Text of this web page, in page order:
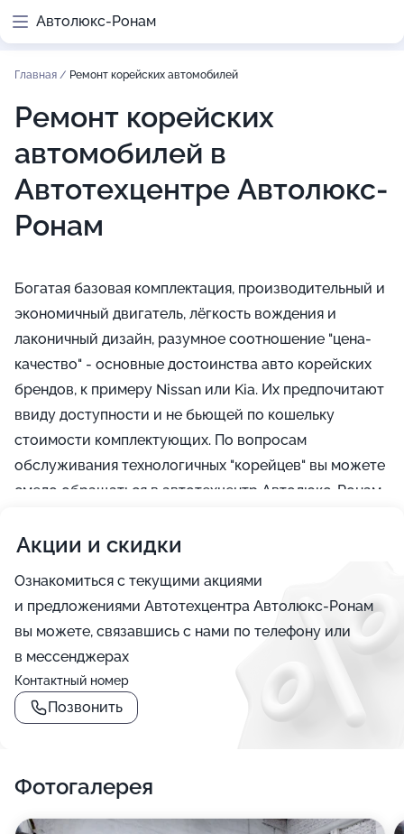
Автолюкс-Ронам
Главная / Ремонт корейских автомобилей
Ремонт корейских
автомобилей в
Автотехцентре Автолюкс-
Ронам
Богатая базовая комплектация, производительный и
экономичный двигатель, лёгкость вождения и
лаконичный дизайн, разумное соотношение "цена-
качество" - основные достоинства авто корейских
брендов, к примеру Nissan или Kia. Их предпочитают
ввиду доступности и не бьющей по кошельку
стоимости комплектующих. По вопросам
обслуживания технологичных "корейцев" вы можете
смело обращаться в автотехцентр Автолюкс-Ронам.
Акции и скидки
Ознакомиться с текущими акциями
и предложениями Автотехцентра Автолюкс-Ронам
вы можете, связавшись с нами по телефону или
в мессенджерах
Контактный номер
Позвонить
Фотогалерея